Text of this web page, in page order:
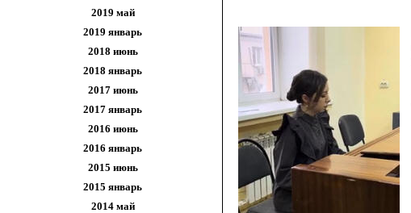
2019 май
2019 январь
2018 июнь
2018 январь
2017 июнь
2017 январь
2016 июнь
2016 январь
2015 июнь
2015 январь
2014 май